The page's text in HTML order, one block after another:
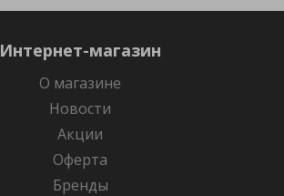
Интернет-магазин
О магазине
Новости
Акции
Оферта
Бренды